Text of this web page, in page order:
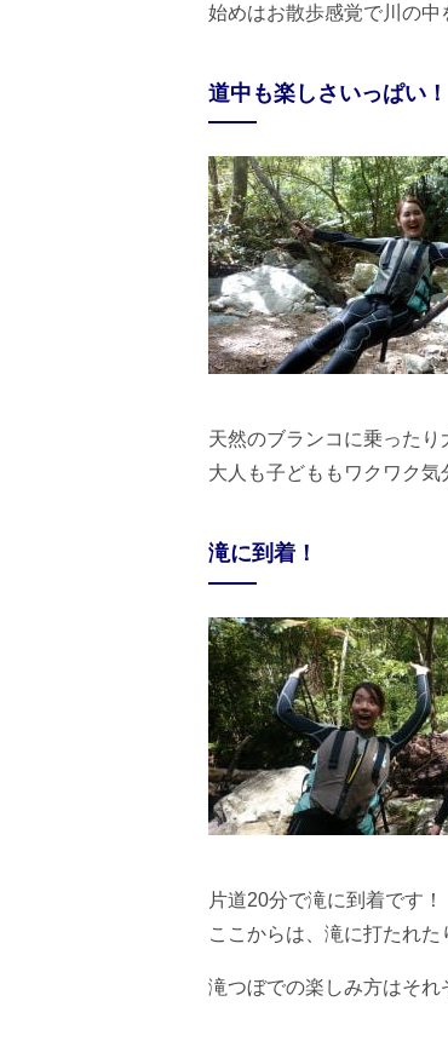
始めはお散歩感覚で川の中
道中も楽しさいっぱい！
天然のブランコに乗ったり
大人も子どももワクワク気
滝に到着！
片道20分で滝に到着です！
ここからは、滝に打たれた
滝つぼでの楽しみ方はそれ